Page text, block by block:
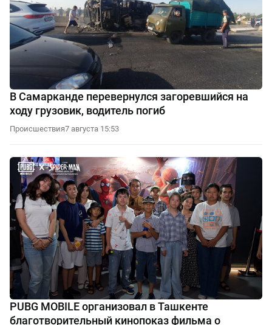
В Самарканде перевернулся загоревшийся на
ходу грузовик, водитель погиб
Происшествия7 августа 15:53
PUBG MOBILE организовал в Ташкенте
благотворительный кинопоказ фильма о